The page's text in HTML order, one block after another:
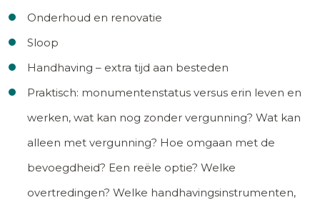
Onderhoud en renovatie
Sloop
Handhaving – extra tijd aan besteden
Praktisch: monumentenstatus versus erin leven en
werken, wat kan nog zonder vergunning? Wat kan
alleen met vergunning? Hoe omgaan met de
bevoegdheid? Een reële optie? Welke
overtredingen? Welke handhavingsinstrumenten,